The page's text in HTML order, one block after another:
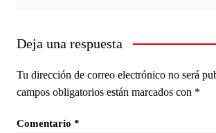
Deja una respuesta
Tu dirección de correo electrónico no será
campos obligatorios están marcados con *
Comentario *